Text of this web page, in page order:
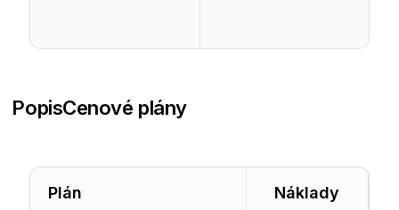
PopisCenové plány
Plán Náklady